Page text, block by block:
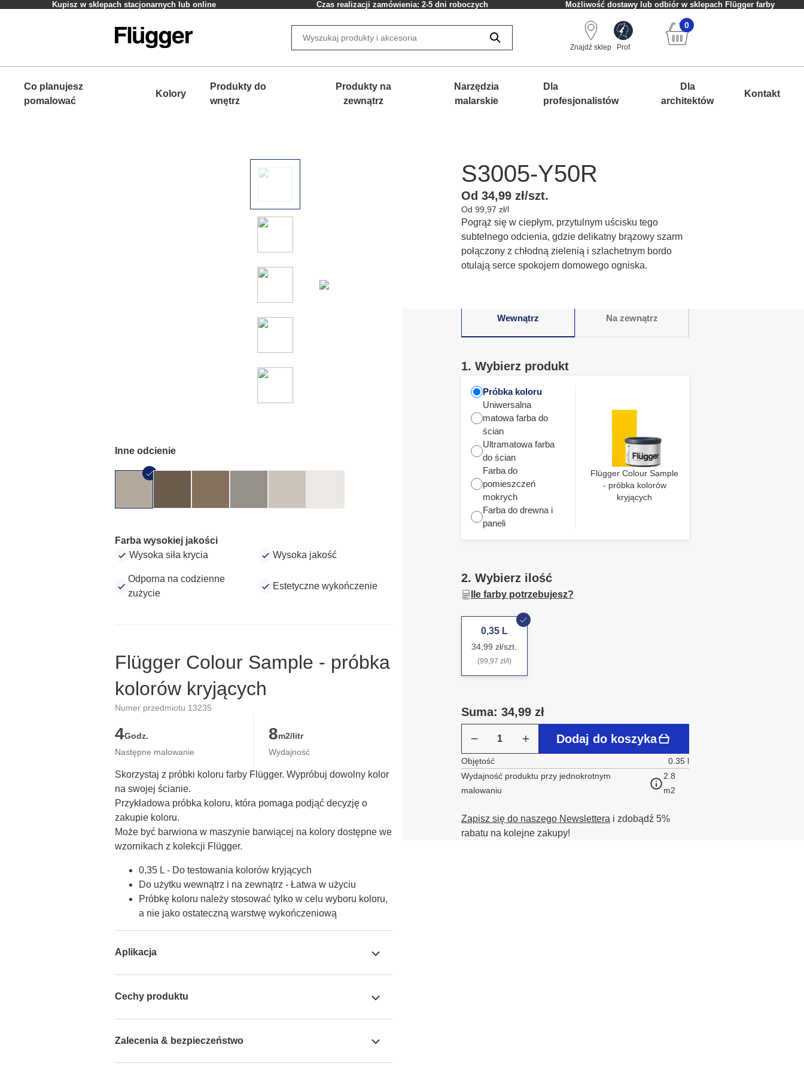
Kupisz w sklepach stacjonarnych lub online Czas realizacji zamówienia: 2-5 dni roboczych Możliwość dostawy lub odbiór w sklepach Flügger farby
Znajdź sklep Prof
0
Co planujesz
pomalować
Kolory
Produkty do
wnętrz
Produkty na
zewnątrz
Narzędzia
malarskie
Dla
profesjonalistów
Dla
architektów
Kontakt
Inne odcienie
Farba wysokiej jakości
Wysoka siła krycia
Wysoka jakość
Odporna na codzienne
zużycie
Estetyczne wykończenie
Flügger Colour Sample - próbka
kolorów kryjących
Numer przedmiotu 13235
4Godz.
Następne malowanie
8m2/litr
Wydajność
Skorzystaj z próbki koloru farby Flügger. Wypróbuj dowolny kolor
na swojej ścianie.
Przykładowa próbka koloru, która pomaga podjąć decyzję o
zakupie koloru.
Może być barwiona w maszynie barwiącej na kolory dostępne we
wzornikach z kolekcji Flügger.
0,35 L - Do testowania kolorów kryjących
Do użytku wewnątrz i na zewnątrz - Łatwa w użyciu
Próbkę koloru należy stosować tylko w celu wyboru koloru,
a nie jako ostateczną warstwę wykończeniową
Aplikacja
Cechy produktu
Zalecenia & bezpieczeństwo
S3005-Y50R
Od 34,99 zł/szt.
Od 99,97 zł/l
Pogrąż się w ciepłym, przytulnym uścisku tego
subtelnego odcienia, gdzie delikatny brązowy szarm
połączony z chłodną zielenią i szlachetnym bordo
otulają serce spokojem domowego ogniska.
Wewnątrz Na zewnątrz
1. Wybierz produkt
Próbka koloru
Uniwersalna
matowa farba do
ścian
Ultramatowa farba
do ścian
Farba do
pomieszczeń
mokrych
Farba do drewna i
paneli
Flügger Colour Sample
- próbka kolorów
kryjących
2. Wybierz ilość
Ile farby potrzebujesz?
0,35 L
34,99 zł/szt.
(99,97 zł/l)
Suma: 34,99 zł
Dodaj do koszyka
Objętość
0.35 l
Wydajność produktu przy jednokrotnym
malowaniu
2.8
m2
Zapisz się do naszego Newslettera i zdobądź 5%
rabatu na kolejne zakupy!